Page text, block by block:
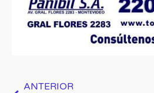
Prev
ANTERIOR